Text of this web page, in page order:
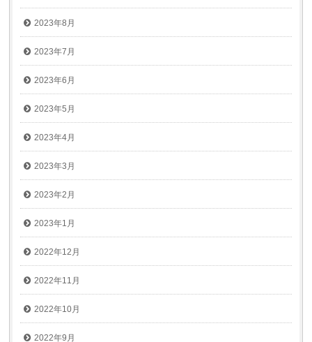
2023年8月
2023年7月
2023年6月
2023年5月
2023年4月
2023年3月
2023年2月
2023年1月
2022年12月
2022年11月
2022年10月
2022年9月